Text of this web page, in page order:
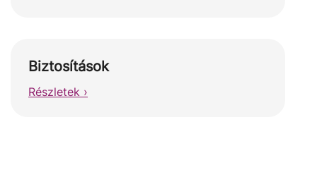
Biztosítások
Részletek ›